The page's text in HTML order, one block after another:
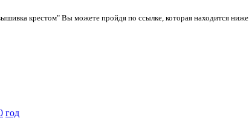
крестом" Вы можете пройдя по ссылке, которая находится ниже.
год